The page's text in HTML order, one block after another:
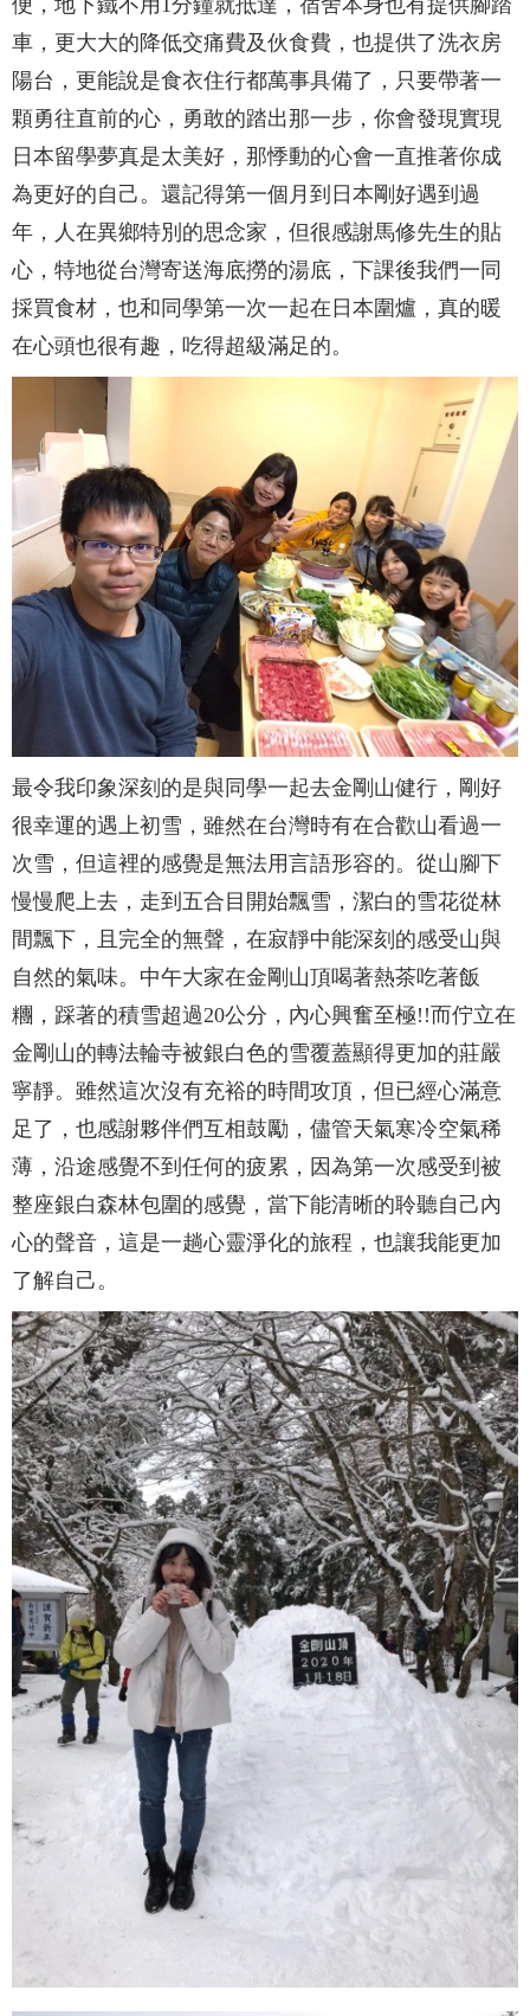
車，更大大的降低交痛費及伙食費，也提供了洗衣房
陽台，更能說是食衣住行都萬事具備了，只要帶著一
顆勇往直前的心，勇敢的踏出那一步，你會發現實現
日本留學夢真是太美好，那悸動的心會一直推著你成
為更好的自己。還記得第一個月到日本剛好遇到過
年，人在異鄉特別的思念家，但很感謝馬修先生的貼
心，特地從台灣寄送海底撈的湯底，下課後我們一同
採買食材，也和同學第一次一起在日本圍爐，真的暖
在心頭也很有趣，吃得超級滿足的。
最令我印象深刻的是與同學一起去金剛山健行，剛好
很幸運的遇上初雪，雖然在台灣時有在合歡山看過一
次雪，但這裡的感覺是無法用言語形容的。從山腳下
慢慢爬上去，走到五合目開始飄雪，潔白的雪花從林
間飄下，且完全的無聲，在寂靜中能深刻的感受山與
自然的氣味。中午大家在金剛山頂喝著熱茶吃著飯
糰，踩著的積雪超過20公分，內心興奮至極!!而佇立在
金剛山的轉法輪寺被銀白色的雪覆蓋顯得更加的莊嚴
寧靜。雖然這次沒有充裕的時間攻頂，但已經心滿意
足了，也感謝夥伴們互相鼓勵，儘管天氣寒冷空氣稀
薄，沿途感覺不到任何的疲累，因為第一次感受到被
整座銀白森林包圍的感覺，當下能清晰的聆聽自己內
心的聲音，這是一趟心靈淨化的旅程，也讓我能更加
了解自己。